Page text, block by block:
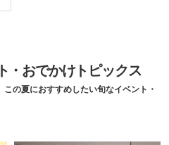
・おでかけトピックス
の夏におすすめしたい旬なイベント・